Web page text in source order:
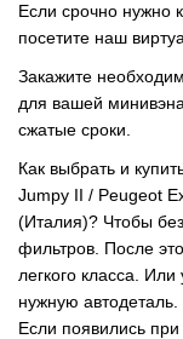
Если срочно нужно
посетите наш
Закажите
для вашей
сжатые сроки.
Как выбрать и
Jumpy II / Peugeot
(Италия)? Чтобы
фильтров. После
легкого класса.
нужную
Если появились